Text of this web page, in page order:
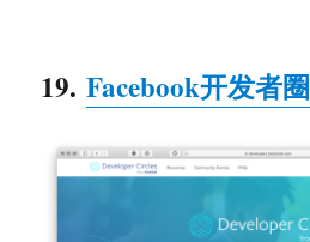
19.Facebook开发者圈